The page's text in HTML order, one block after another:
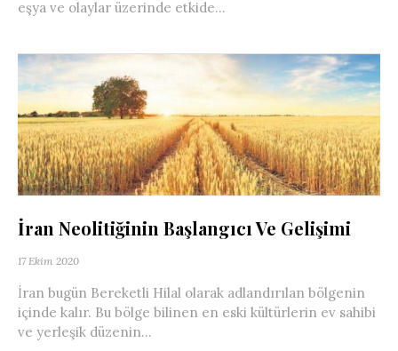
eşya ve olaylar üzerinde etkide...
İran Neolitiğinin Başlangıcı Ve Gelişimi
17 Ekim 2020
İran bugün Bereketli Hilal olarak adlandırılan bölgenin
içinde kalır. Bu bölge bilinen en eski kültürlerin ev sahibi
ve yerleşik düzenin...